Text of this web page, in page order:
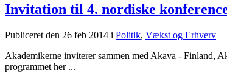
Invitation til 4. nordiske
Publiceret den 26 feb 2014 i Politik, Vækst og Erhverv
Akademikerne inviterer sammen med Akava - Finland,
programmet her ...